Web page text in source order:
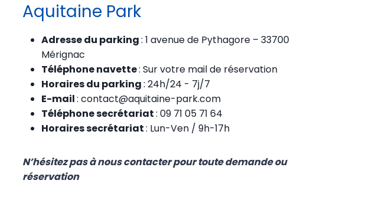
Aquitaine Park
Adresse du parking: 1 avenue de Pythagore – 33700
Mérignac
Téléphone navette: Sur votre mail de réservation
Horaires du parking: 24h/24 - 7j/7
E-mail: contact@aquitaine-park.com
Téléphone secrétariat: 09 71 05 71 64
Horaires secrétariat: Lun-Ven / 9h-17h
N’hésitez pas à nous contacter pour toute demande ou
réservation